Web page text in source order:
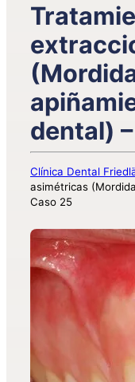
dental)
Clínica Dental
asimétricas
Caso 25